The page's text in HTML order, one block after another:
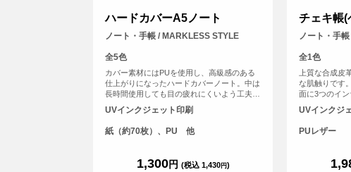
ハードカバーA5ノート
ノート・手帳 / MARKLESS STYLE
全5色
カバー素材にはPUを使用し、高級感のある
仕上がりになったハードカバーノート。中は
長時間使用しても目の疲れにくいよう工夫を
凝らし罫線の色味や幅にもこだわっていま
す。
UVインクジェット印刷
紙（約70枚）、PU 他
1,300円 (税込 1,430円)
チェキ帳(
ノート・手
全1色
上質な合成皮
な肌触りです
面に3つのイン
真の保存と表
する推し活グ
ォトブックと
UVインクジ
PUレザー